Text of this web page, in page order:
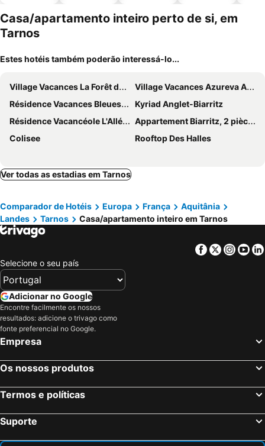
Casa/apartamento inteiro perto de si, em
Tarnos
Estes hotéis também poderão interessá-lo...
Village Vacances La Forêt des Landes
Village Vacances Azureva Anglet
Résidence Vacances Bleues Le Grand Large
Kyriad Anglet-Biarritz
Résidence Vacancéole L'Allée Des Dunes*** - Ondres Plage
Appartement Biarritz, 2 pièces, 2 personnes - FR-1-3-607
Colisee
Rooftop Des Halles
Ver todas as estadias em Tarnos
Comparador de Hotéis Europa França
Aquitânia
Landes
Tarnos Casa/apartamento inteiro em Tarnos
Facebook
Twitter
Selecione o seu país
Adicionar no Google
Encontre facilmente os nossos
resultados: adicione o trivago como
fonte preferencial no Google.
Empresa
Os nossos produtos
Termos e políticas
Suporte